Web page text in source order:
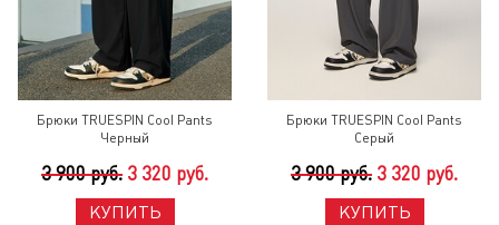
Брюки TRUESPIN Cool Pants
Черный
3 900 руб. 3 320 руб.
КУПИТЬ
Брюки TRUESPIN Cool Pants
Серый
3 900 руб. 3 320 руб.
КУПИТЬ